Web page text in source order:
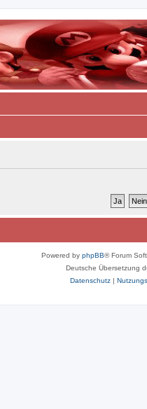
Powered by phpBB® Forum
Deutsche Übersetzung
Datenschutz|